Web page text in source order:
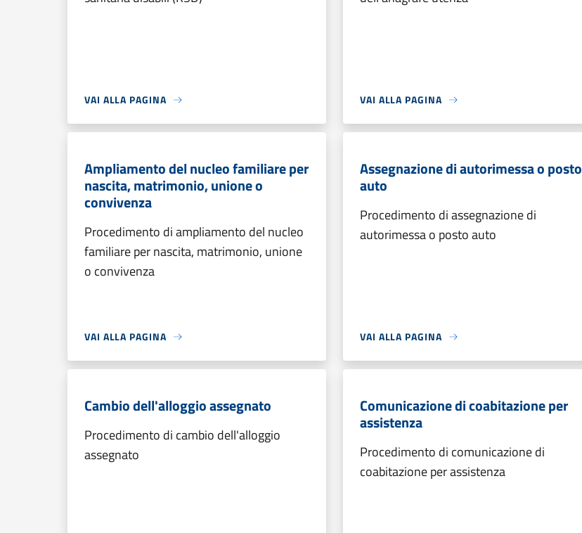
VAI ALLA PAGINA VAI ALLA PAGINA
Ampliamento del nucleo familiare per
nascita, matrimonio, unione o
convivenza
Procedimento di ampliamento del nucleo
familiare per nascita, matrimonio, unione
o convivenza
VAI ALLA PAGINA
Assegnazione di autorimessa o posto
auto
Procedimento di assegnazione di
autorimessa o posto auto
VAI ALLA PAGINA
Cambio dell'alloggio assegnato
Procedimento di cambio dell'alloggio
assegnato
Comunicazione di coabitazione per
assistenza
Procedimento di comunicazione di
coabitazione per assistenza